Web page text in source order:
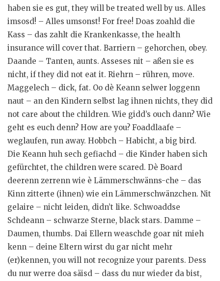
haben sie es gut, they will be treated well by us. Alles
imsosd! – Alles umsonst! For free! Doas zoahld die
Kass – das zahlt die Krankenkasse, the health
insurance will cover that. Barriern – gehorchen, obey.
Daande – Tanten, aunts. Asseses nit – aßen sie es
nicht, if they did not eat it. Riehrn – rühren, move.
Maggelech – dick, fat. Oo dè Keann selwer loggenn
naut – an den Kindern selbst lag ihnen nichts, they did
not care about the children. Wie gidd’s ouch dann? Wie
geht es euch denn? How are you? Foaddlaafe –
weglaufen, run away. Hobbch – Habicht, a big bird.
Die Keann huh sech gefiachd – die Kinder haben sich
gefürchtet, the children were scared. Dè Board
deerenn zerrenn wie è Lämmerschwänns-che – das
Kinn zitterte (ihnen) wie ein Lämmerschwänzchen. Nit
gelaire – nicht leiden, didn’t like. Schwoaddse
Schdeann – schwarze Sterne, black stars. Damme –
Daumen, thumbs. Dai Ellern weaschde goar nit mieh
kenn – deine Eltern wirst du gar nicht mehr
(er)kennen, you will not recognize your parents. Dess
du nur werre doa säisd – dass du nur wieder da bist,